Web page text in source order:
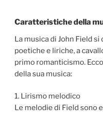
Caratteristiche della
La musica di John Field
poetiche e liriche, a
primo romanticismo.
della sua musica:
1. Lirismo melodico
Le melodie di Field sono